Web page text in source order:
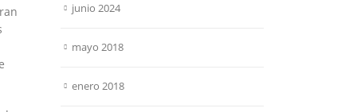
junio 2024
mayo 2018
enero 2018